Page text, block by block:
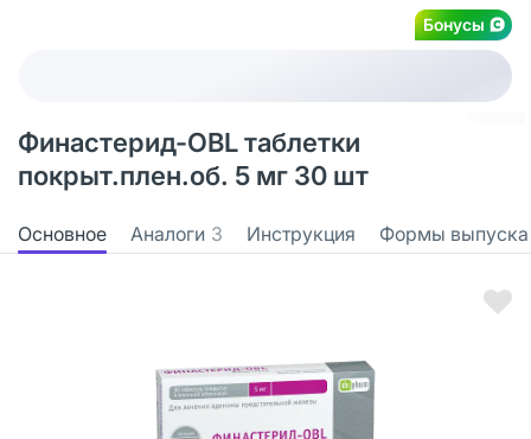
Бонусы
Финастерид-OBL таблетки
покрыт.плен.об. 5 мг 30 шт
Основное Аналоги 3 Инструкция Формы выпуска